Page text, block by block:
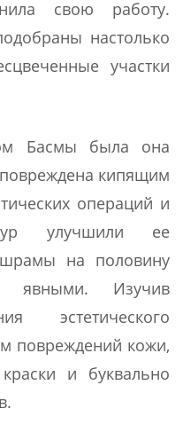
свою работу.
настолько
участки
Басмы была она
кипящим
операций и
улучшили ее
на половину
Изучив
эстетического
повреждений кожи,
и буквально